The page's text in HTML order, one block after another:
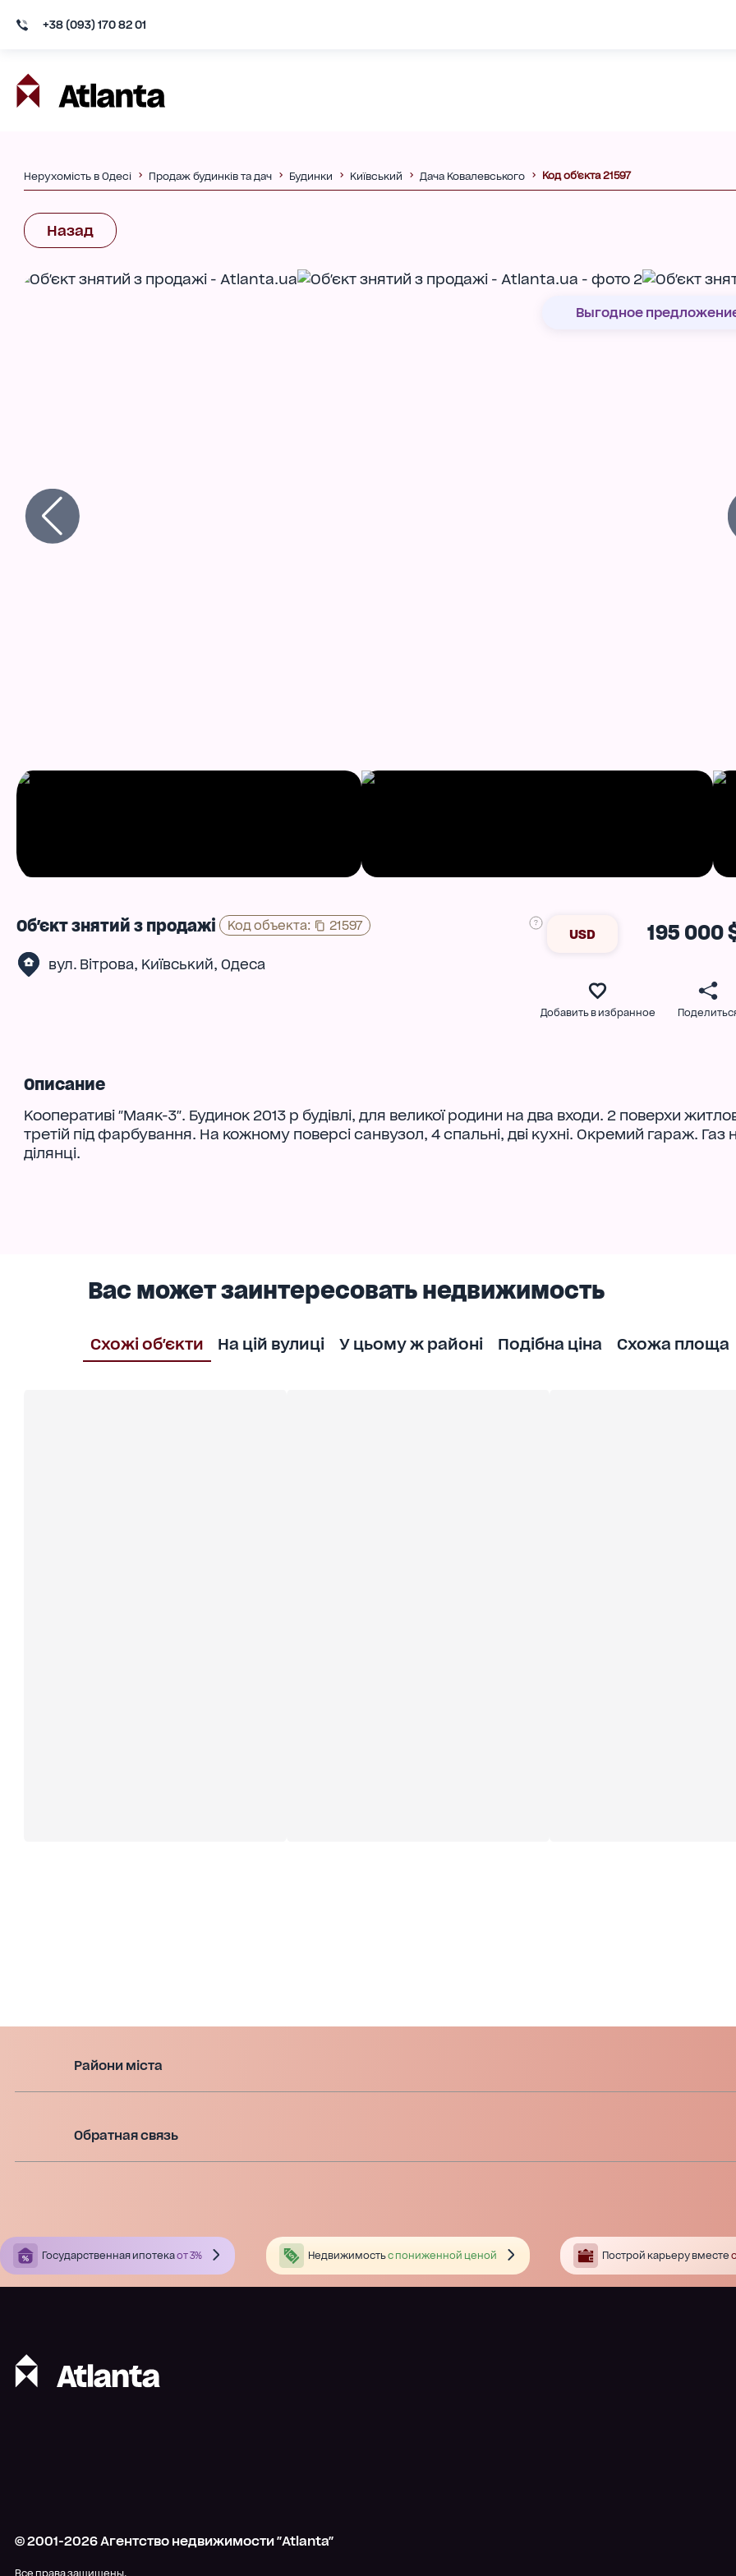
+38 (093) 170 82 01
Нерухомість в Одесі Продаж будинків та дач Будинки Київський Дача Ковалевського Код об'єкта 21597
Назад
Выгодное
Об'єкт знятий з продажі Код объекта: 21597
вул. Вітрова, Київський, Одеса
USD 195 000
Добавить в избранное
Описание
Кооперативі "Маяк-3". Будинок 2013 р будівлі, для великої родини на два входи. 2 поверхи
третій під фарбування. На кожному поверсі санвузол, 4 спальні, дві кухні. Окремий гараж. Газ
ділянці.
Вас может заинтересовать недвижимость
Схожі об'єкти На цій вулиці У цьому ж районі Подібна ціна Схожа площа
Райони міста
Обратная связь
Государственная ипотекаот 3% Недвижимостьс пониженной ценой Построй карьеру вместе
© 2001-2026Агентство недвижимости "Atlanta"
Все права защищены.